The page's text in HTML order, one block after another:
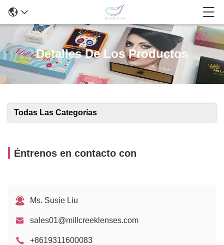
Detalles De Los Productos
Todas Las Categorías
Éntrenos en contacto con
Ms. Susie Liu
sales01@millcreeklenses.com
+8619311600083